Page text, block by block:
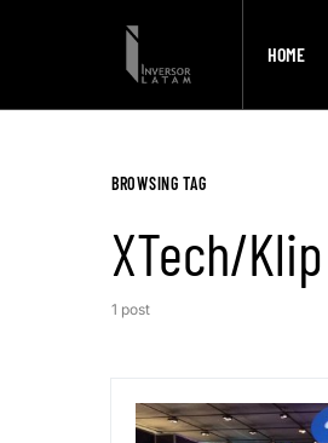
HOME
BROWSING TAG
XTech/Klip
1 post